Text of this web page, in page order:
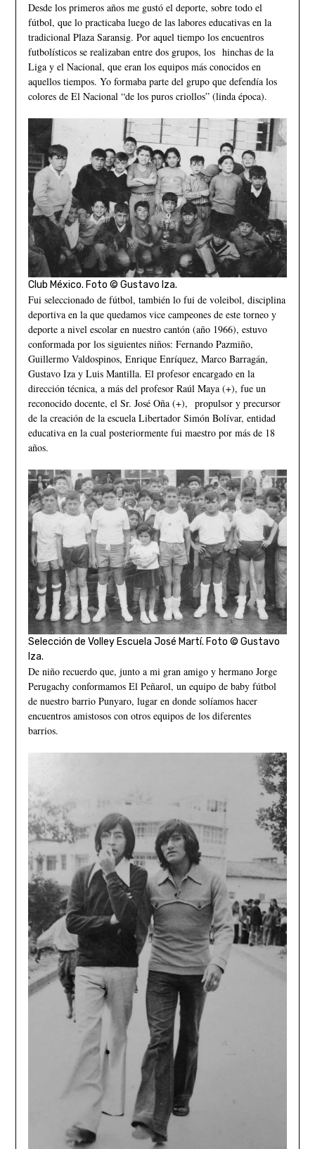
Desde los primeros años me gustó el deporte, sobre todo el
fútbol, que lo practicaba luego de las labores educativas en la
tradicional Plaza Saransig. Por aquel tiempo los encuentros
futbolísticos se realizaban entre dos grupos, los hinchas de la
Liga y el Nacional, que eran los equipos más conocidos en
aquellos tiempos. Yo formaba parte del grupo que defendía los
colores de El Nacional “de los puros criollos” (linda época).
Club México. Foto © Gustavo Iza.
Fui seleccionado de fútbol, también lo fui de voleibol, disciplina
deportiva en la que quedamos vice campeones de este torneo y
deporte a nivel escolar en nuestro cantón (año 1966), estuvo
conformada por los siguientes niños: Fernando Pazmiño,
Guillermo Valdospinos, Enrique Enríquez, Marco Barragán,
Gustavo Iza y Luis Mantilla. El profesor encargado en la
dirección técnica, a más del profesor Raúl Maya (+), fue un
reconocido docente, el Sr. José Oña (+), propulsor y precursor
de la creación de la escuela Libertador Simón Bolívar, entidad
educativa en la cual posteriormente fui maestro por más de 18
años.
Selección de Volley Escuela José Martí. Foto © Gustavo
Iza.
De niño recuerdo que, junto a mi gran amigo y hermano Jorge
Perugachy conformamos El Peñarol, un equipo de baby fútbol
de nuestro barrio Punyaro, lugar en donde solíamos hacer
encuentros amistosos con otros equipos de los diferentes
barrios.